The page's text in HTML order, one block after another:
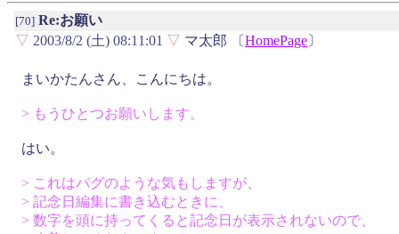
[70] Re:お願い
▽ 2003/8/2 (土) 08:11:01 ▽ マ太郎 〔HomePage〕
まいかたんさん、こんにちは。
> もうひとつお願いします。
はい。
> これはバグのような気もしますが、
> 記念日編集に書き込むときに、
> 数字を頭に持ってくると記念日が表示されないので、